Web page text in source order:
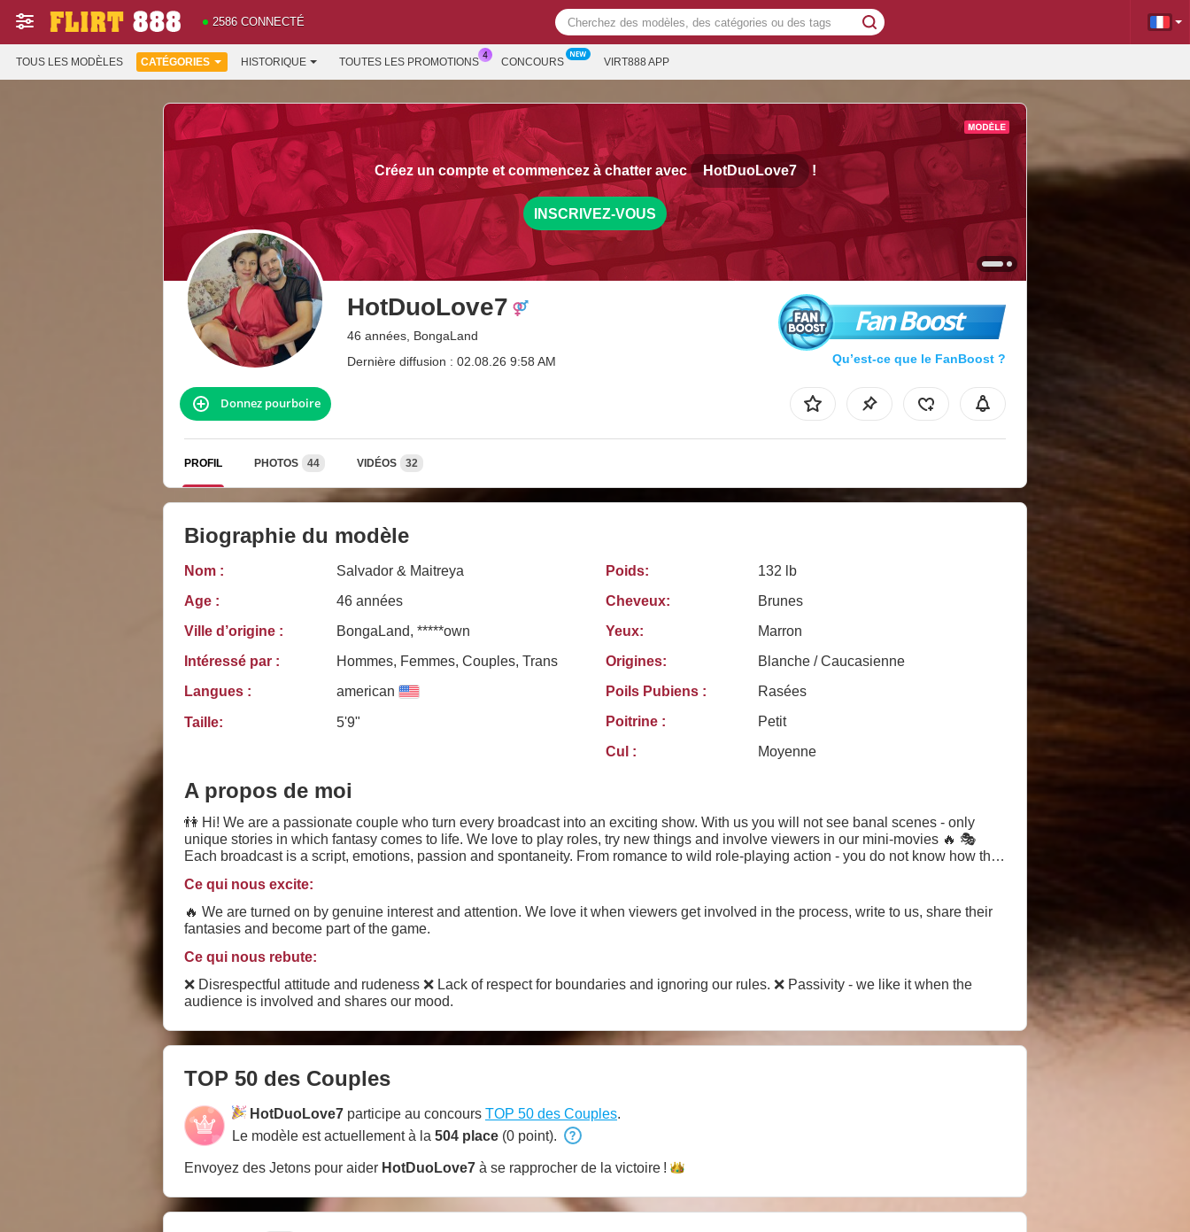
2586 CONNECTÉ
TOUS LES MODÈLES CATÉGORIES HISTORIQUE TOUTES LES PROMOTIONS CONCOURS VIRT888 APP
Créez un compte et commencez à chatter avec HotDuoLove7 !
INSCRIVEZ-VOUS
HotDuoLove7
46 années, BongaLand
Dernière diffusion : 02.08.26 9:58 AM
Fan Boost
Qu’est-ce que le FanBoost ?
Donnez pourboire
PROFIL PHOTOS 44 VIDÉOS 32
Biographie du modèle
Nom :
Salvador & Maitreya
Age :
46 années
Ville d’origine :
BongaLand, *****own
Intéressé par :
Hommes, Femmes, Couples, Trans
Langues :
american
Taille: 5'9"
Poids:
132 lb
Cheveux:
Brunes
Yeux:
Marron
Origines:
Blanche / Caucasienne
Poils Pubiens :
Rasées
Poitrine :
Petit
Cul :
Moyenne
A propos de moi
👫 Hi! We are a passionate couple who turn every broadcast into an exciting show. With us you will not see banal scenes - only
unique stories in which fantasy comes to life. We love to play roles, try new things and involve viewers in our mini-movies 🔥 🎭
Each broadcast is a script, emotions, passion and spontaneity. From romance to wild role-playing action - you do not know how the
Ce qui nous excite:
🔥 We are turned on by genuine interest and attention. We love it when viewers get involved in the process, write to us, share their
fantasies and become part of the game.
Ce qui nous rebute:
❌ Disrespectful attitude and rudeness ❌ Lack of respect for boundaries and ignoring our rules. ❌ Passivity - we like it when the
audience is involved and shares our mood.
TOP 50 des Couples
HotDuoLove7 participe au concours TOP 50 des Couples.
Le modèle est actuellement à la 504 place (0 point).
Envoyez des Jetons pour aider HotDuoLove7 à se rapprocher de la victoire !